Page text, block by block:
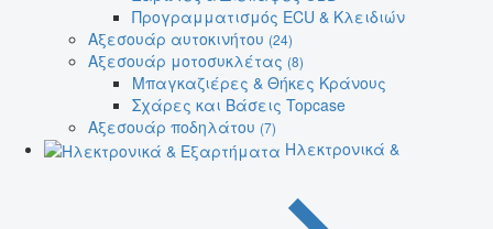
Προγραμματισμός ECU & Κλειδιών
Αξεσουάρ αυτοκινήτου (24)
Αξεσουάρ μοτοσυκλέτας (8)
Μπαγκαζιέρες & Θήκες Κράνους
Σχάρες και Βάσεις Topcase
Αξεσουάρ ποδηλάτου (7)
Ηλεκτρονικά &